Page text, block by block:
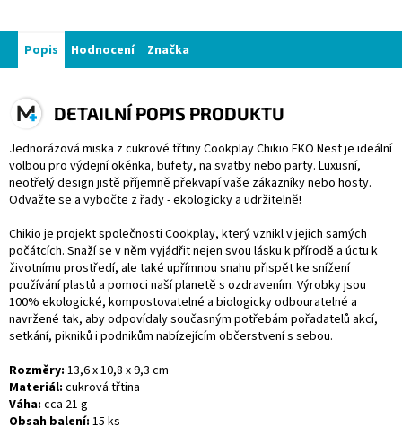
Popis Hodnocení Značka
DETAILNÍ POPIS PRODUKTU
Jednorázová miska z cukrové třtiny Cookplay Chikio EKO Nest je ideální
volbou pro výdejní okénka, bufety, na svatby nebo party. Luxusní,
neotřelý design jistě příjemně překvapí vaše zákazníky nebo hosty.
Odvažte se a vybočte z řady - ekologicky a udržitelně!
Chikio je projekt společnosti Cookplay, který vznikl v jejich samých
počátcích. Snaží se v něm vyjádřit nejen svou lásku k přírodě a úctu k
životnímu prostředí, ale také upřímnou snahu přispět ke snížení
používání plastů a pomoci naší planetě s ozdravením. Výrobky jsou
100% ekologické, kompostovatelné a biologicky odbouratelné a
navržené tak, aby odpovídaly současným potřebám pořadatelů akcí,
setkání, pikniků i podnikům nabízejícím občerstvení s sebou.
Rozměry: 13,6 x 10,8 x 9,3 cm
Materiál: cukrová třtina
Váha: cca 21 g
Obsah balení: 15 ks